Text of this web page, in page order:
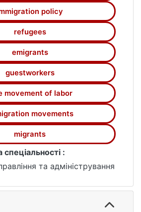
жодна з держав не
впоратися з
потоками.
необхідність
основних засад
політики як
і спільної міграційної
policy
refugees
emigrants
guestworkers
movement of labor
movements
migrants
спеціальності :
та адміністрування